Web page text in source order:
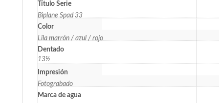
Título Serie
Biplane Spad 33
Color
Lila marrón / azul / rojo
Dentado
13½
Impresión
Fotograbado
Marca de agua